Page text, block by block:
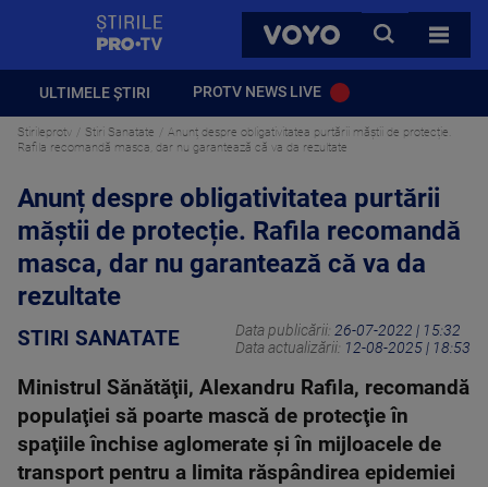
VOYO
CAUTA
TOATE
ULTIMELE ȘTIRI PROTV NEWS LIVE
Stirileprotv Stiri Sanatate
Anunț despre obligativitatea purtării măștii de protecție.
Rafila recomandă masca, dar nu garantează că va da rezultate
Anunț despre obligativitatea purtării
măștii de protecție. Rafila recomandă
masca, dar nu garantează că va da
rezultate
STIRI SANATATE Data publicării: 26-07-2022 | 15:32
Data actualizării: 12-08-2025 | 18:53
Ministrul Sănătăţii, Alexandru Rafila, recomandă
populaţiei să poarte mască de protecţie în
spaţiile închise aglomerate şi în mijloacele de
transport pentru a limita răspândirea epidemiei